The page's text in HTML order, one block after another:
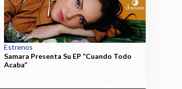
Estrenos
Samara Presenta Su EP “Cuando Todo
Acaba”